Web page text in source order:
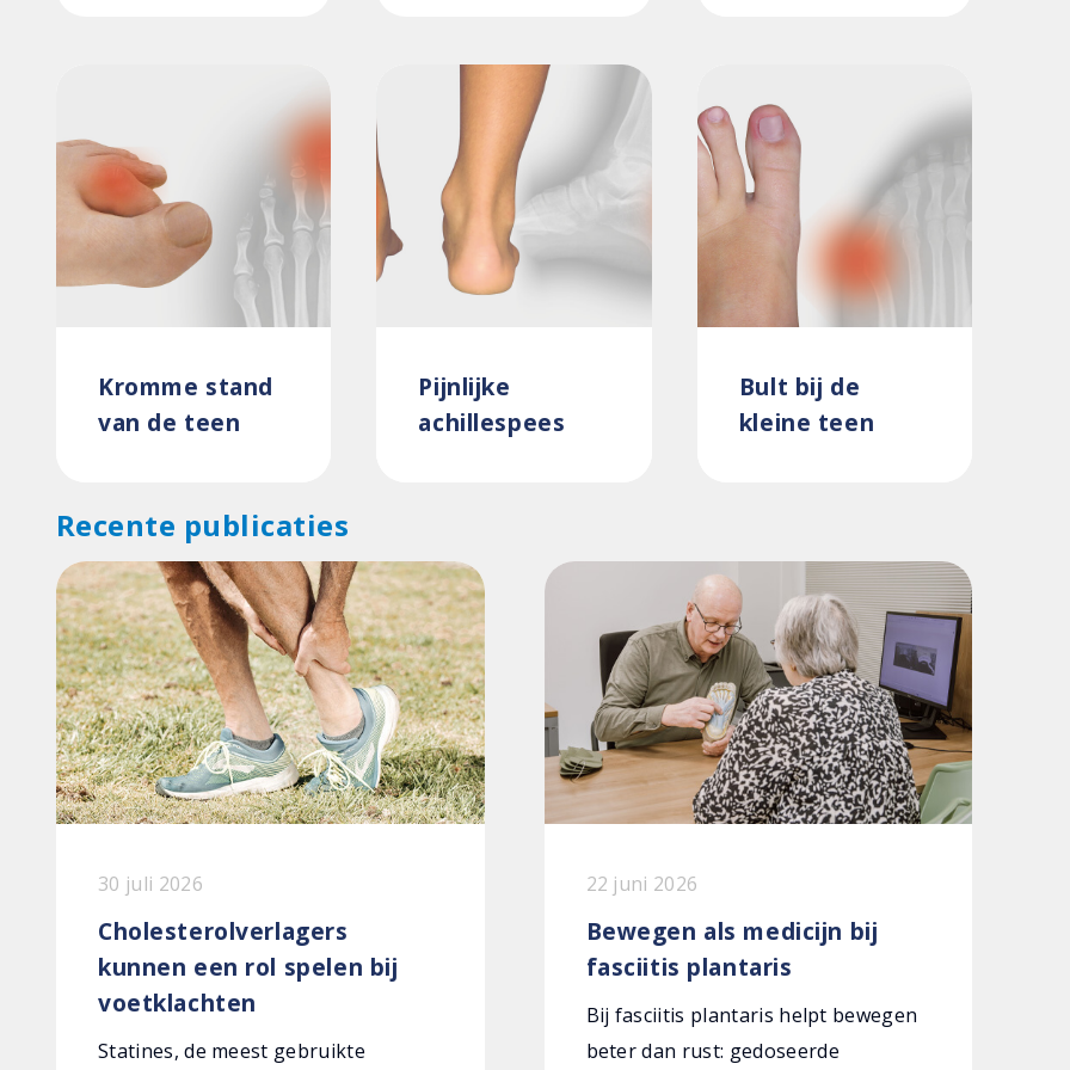
Kromme stand
van de teen
Pijnlijke
achillespees
Bult bij de
kleine teen
Recente publicaties
30 juli 2026
Cholesterolverlagers
kunnen een rol spelen bij
voetklachten
Statines, de meest gebruikte
22 juni 2026
Bewegen als medicijn bij
fasciitis plantaris
Bij fasciitis plantaris helpt bewegen
beter dan rust: gedoseerde